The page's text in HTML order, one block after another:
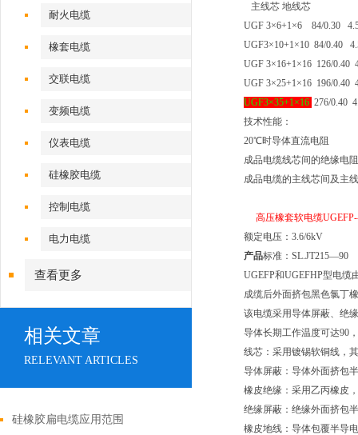
耐火电缆
橡套电缆
交联电缆
变频电缆
仪表电缆
硅橡胶电缆
控制电缆
电力电缆
查看更多
相关文章
RELEVANT ARTICLES
硅橡胶扁电缆应用范围
主线芯 地线芯
UGF 3×6+1×6 84/0.30
UGF3×10+1×10 84/
UGF 3×16+1×16 126/
UGF 3×25+1×16 196/
UGF3×35+1×16 276/
技术性能：
20℃时导体直流电阻
成品电缆线芯间的绝缘电
成品电缆的主线芯间及主
高压橡套软电缆
额定电压： 3.6/6kV
产品标准： SL.JT215—90
UGEFP和UGEFHP型电缆
成缆后外面挤包黑色氯丁
该电缆采用导体屏蔽、绝
导体长期工作温度可达90
线芯：采用镀锡软铜线，
导体屏蔽：导体外面挤包
橡皮绝缘：采用乙丙橡皮
绝缘屏蔽：绝缘外面挤包
橡皮地线：导体包覆半导